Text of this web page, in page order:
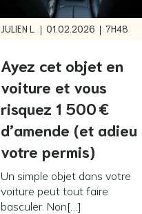
JULIEN L. | 01.02.2026 | 7H48
Ayez cet objet en
voiture et vous
risquez 1 500 €
d’amende (et adieu
votre permis)
Un simple objet dans votre
voiture peut tout faire
basculer. Non[…]